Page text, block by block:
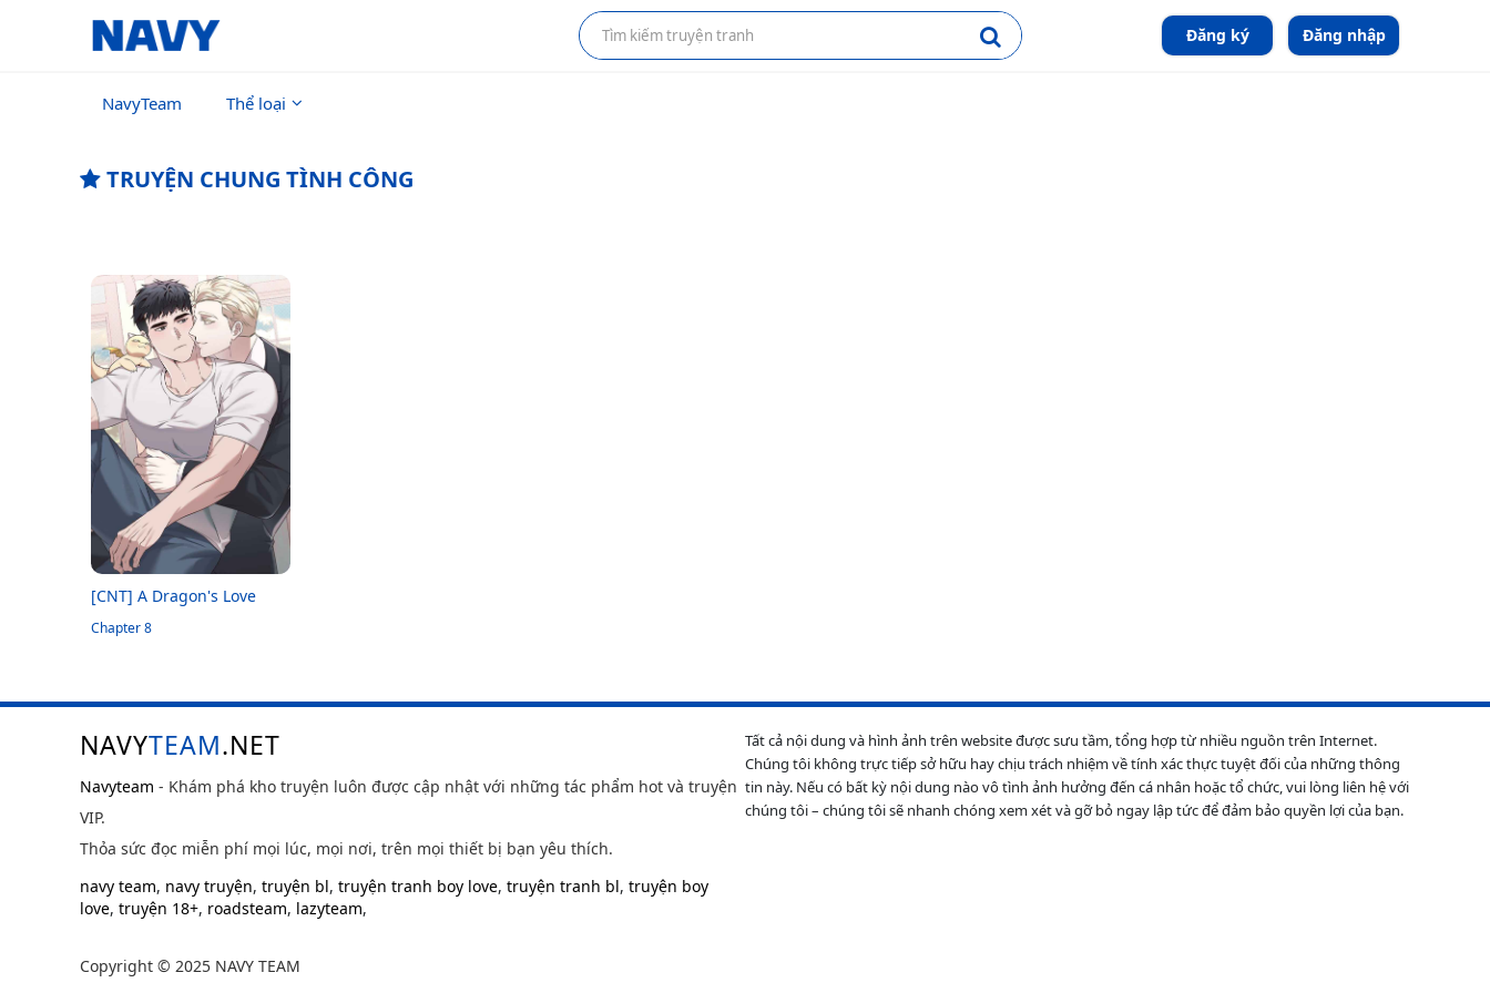
Đăng ký Đăng nhập
NavyTeam Thể loại
TRUYỆN CHUNG TÌNH CÔNG
[CNT] A Dragon's Love
Chapter 8
NAVYTEAM.NET
Navyteam - Khám phá kho truyện luôn được cập nhật với những tác phẩm hot và truyện
VIP.
Thỏa sức đọc miễn phí mọi lúc, mọi nơi, trên mọi thiết bị bạn yêu thích.
navy team, navy truyện, truyện bl, truyện tranh boy love, truyện tranh bl, truyện boy
love, truyện 18+, roadsteam, lazyteam,
Copyright © 2025 NAVY TEAM
Tất cả nội dung và hình ảnh trên website được sưu tầm, tổng hợp từ nhiều nguồn trên Internet.
Chúng tôi không trực tiếp sở hữu hay chịu trách nhiệm về tính xác thực tuyệt đối của những thông
tin này. Nếu có bất kỳ nội dung nào vô tình ảnh hưởng đến cá nhân hoặc tổ chức, vui lòng liên hệ với
chúng tôi – chúng tôi sẽ nhanh chóng xem xét và gỡ bỏ ngay lập tức để đảm bảo quyền lợi của bạn.